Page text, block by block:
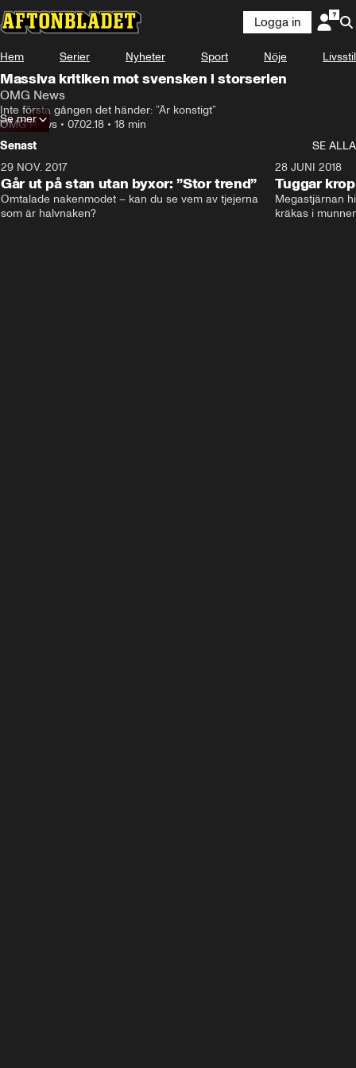
Logga in
Hem Serier Nyheter Sport Nöje Livsstil
Massiva kritiken mot svensken i storserien
OMG News
Inte första gången det händer: ”Är konstigt”
OMG News • 07.02.18 • 18 min
Se mer
Senast
SE ALLA
29 NOV. 2017
Går ut på stan utan byxor: ”Stor trend”
Omtalade nakenmodet – kan du se vem av tjejerna
som är halvnaken?
28 JUNI 2018
Tuggar
Megastjärnan
kräkas i